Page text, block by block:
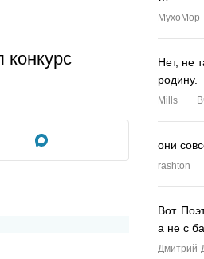
конкурс
MyxoMop
Нет, не
родину.
Mills
они
rashton
Вот.
а не с
Дмитрий-